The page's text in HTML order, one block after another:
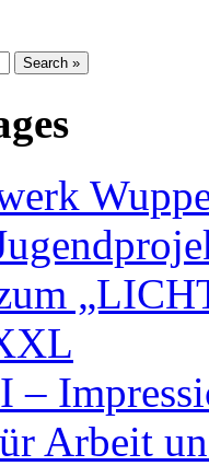
–
Arbeit